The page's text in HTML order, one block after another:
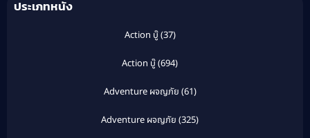
ประเภทหนัง
Action บู๊(37)
Action บู๊(694)
Adventure ผจญภัย (61)
Adventure ผจญภัย (325)